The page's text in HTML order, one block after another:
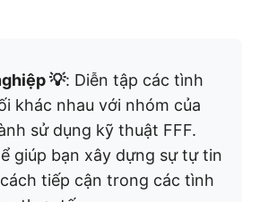
💡: Diễn tập các tình
khác nhau với nhóm của
sử dụng kỹ thuật FFF.
giúp bạn xây dựng sự tự tin
tiếp cận trong các tình